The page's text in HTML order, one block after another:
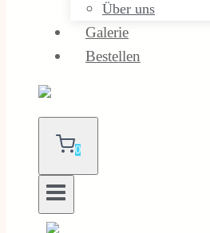
Über uns
Galerie
Bestellen
0